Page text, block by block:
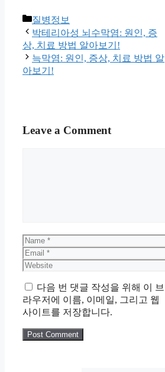
Categories
질병정보
박테리아성 뇌수막염: 원인, 증
상, 치료 방법 알아보기!
늑막염: 원인, 증상, 치료 방법 알
아보기!
Leave a Comment
Name
Email
Website
다음 번 댓글 작성을 위해 이 브
라우저에 이름, 이메일, 그리고 웹
사이트를 저장합니다.